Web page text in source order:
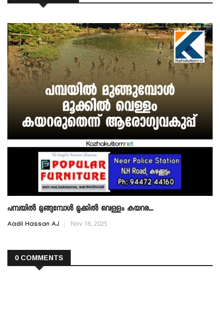
പമ്പയില്‍ മുങ്ങുമ്പോള്‍ മൂക്കില്‍ വെള്ളം കയറര...
Aadil Hassan AJ Nov 16, 2025
0 COMMENTS